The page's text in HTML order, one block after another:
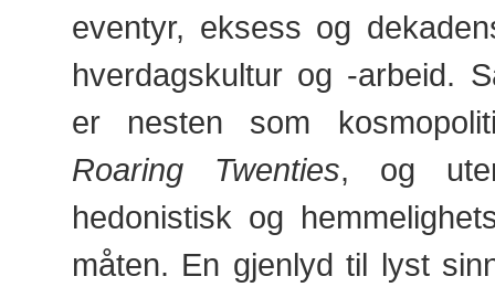
eventyr, eksess og
hverdagskultur og -arbeid.
er nesten som
Roaring Twenties, og
hedonistisk og
måten. En gjenlyd til lyst